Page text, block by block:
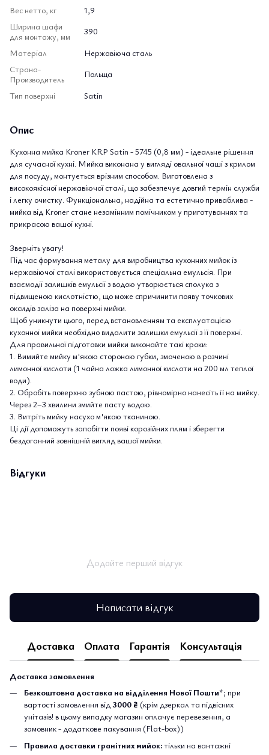
Вес нетто, кг
1,9
Ширина шафи
для монтажу, мм
390
Матеріал
Нержавіюча сталь
Страна-
Производитель
Польща
Тип поверхні
Satin
Опис
Кухонна мийка Kroner KRP Satin - 5745 (0,8 мм) - ідеальне рішення
для сучасної кухні. Мийка виконана у вигляді овальної чаші з крилом
для посуду, монтується врізним способом. Виготовлена з
високоякісної нержавіючої сталі, що забезпечує довгий термін служби
і легку очистку. Функціональна, надійна та естетично приваблива -
мийка від Kroner стане незамінним помічником у приготуваннях та
прикрасою вашої кухні.
Зверніть увагу!
Під час формування металу для виробництва кухонних мийок із
нержавіючої сталі використовується спеціальна емульсія. При
взаємодії залишків емульсії з водою утворюється сполука з
підвищеною кислотністю, що може спричинити появу точкових
оксидів заліза на поверхні мийки.
Щоб уникнути цього, перед встановленням та експлуатацією
кухонної мийки необхідно видалити залишки емульсії з її поверхні.
Для правильної підготовки мийки виконайте такі кроки:
1. Вимийте мийку м'якою стороною губки, змоченою в розчині
лимонної кислоти (1 чайна ложка лимонної кислоти на 200 мл теплої
води).
2. Обробіть поверхню зубною пастою, рівномірно нанесіть її на мийку.
Через 2–3 хвилини змийте пасту водою.
3. Витріть мийку насухо м'якою тканиною.
Ці дії допоможуть запобігти появі корозійних плям і зберегти
бездоганний зовнішній вигляд вашої мийки.
Відгуки
Додайте перший відгук
Написати відгук
Доставка Оплата Гарантія Консультація
Доставка замовлення
Безкоштовна доставка на відділення Нової Пошти*; при
вартості замовлення від 3000 ₴ (крім дзеркал та підвісних
унітазів! в цьому випадку магазин оплачує перевезення, а
замовник - додаткове пакування (Flat-box))
Правила доставки гранітних мийок:тільки на вантажні